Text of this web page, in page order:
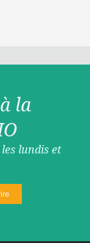
la
lundis et